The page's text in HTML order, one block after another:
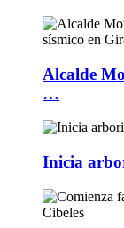
Alcalde
…
Inicia